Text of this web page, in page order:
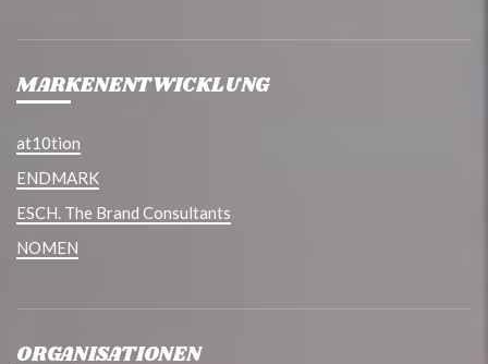
MARKENENTWICKLUNG
at10tion
ENDMARK
ESCH. The Brand Consultants
NOMEN
ORGANISATIONEN